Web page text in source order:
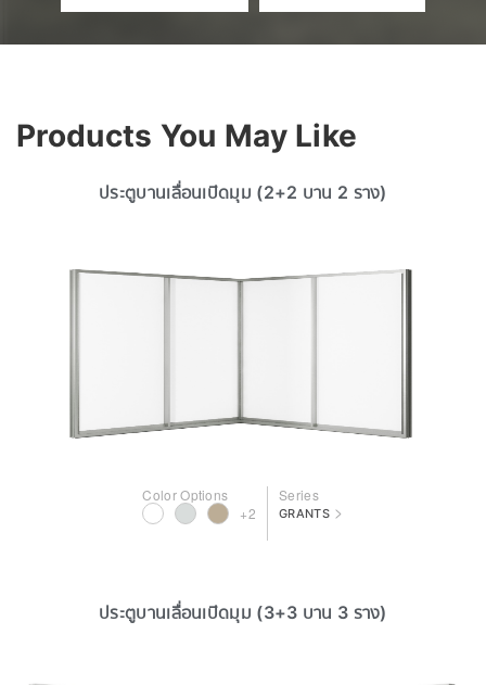
Products You May Like
ประตูบานเลื่อนเปิดมุม (2+2 บาน 2 ราง)
Color Options
+2
Series
GRANTS >
ประตูบานเลื่อนเปิดมุม (3+3 บาน 3 ราง)